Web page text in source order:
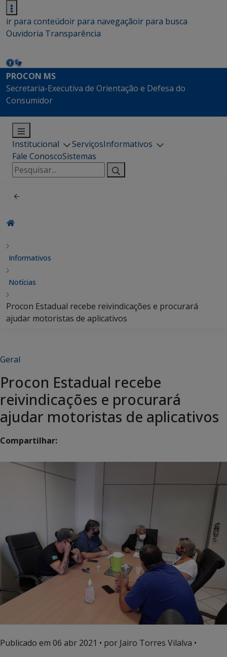
ir para conteúdoir para navegaçãoir para busca
Ouvidoria Transparência
PROCON MS
Secretaria-Executiva de Orientação e Defesa do
Consumidor
Institucional ServiçosInformativos
Fale ConoscoSistemas
Pesquisar
por:
Informativos
Notícias
Procon Estadual recebe reivindicações e procurará
ajudar motoristas de aplicativos
Geral
Procon Estadual recebe
reivindicações e procurará
ajudar motoristas de aplicativos
Compartilhar:
Publicado em 06 abr 2021 • por Jairo Torres Vilalva •